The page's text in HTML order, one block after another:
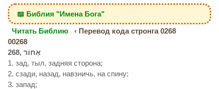
📖 Библия "Имена Бога"
Читать Библию
‹ Перевод кода стронга 0268
00268
1. зад, тыл, задняя сторона;
2. сзади, назад, навзничь, на спину;
3. запад;